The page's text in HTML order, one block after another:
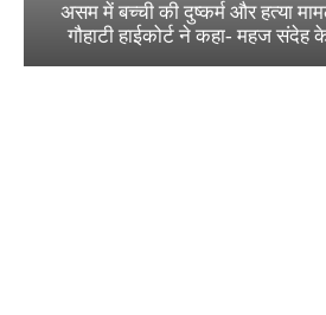
असम में बच्ची की दुष्कर्म और हत्या
गौहाटी हाईकोर्ट ने कहा- महज संदेह